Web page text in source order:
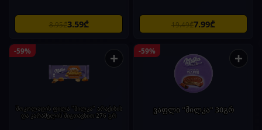
8.95₾3.59₾ 19.49₾7.99₾
-59% +
შოკოლადის ფილა "მილკა" არაქისის
და კარამელის შიგთავსით 276 გრ
-59% +
ვაფლი "მილკა" 30გრ